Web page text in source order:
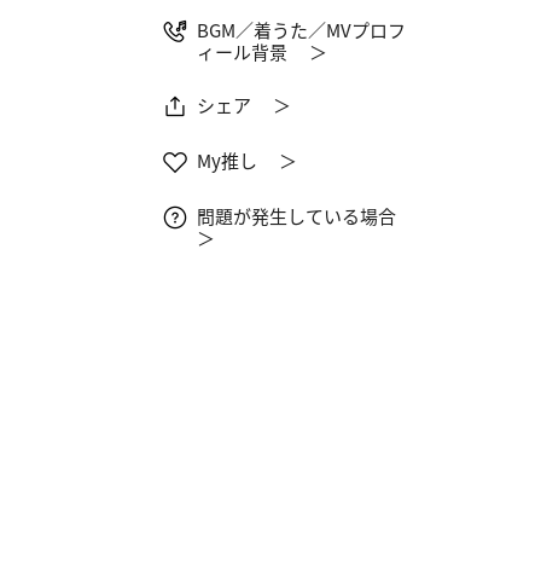
BGM／着うた／MVプロフ
ィール背景 ＞
シェア ＞
My推し ＞
問題が発生している場合
＞